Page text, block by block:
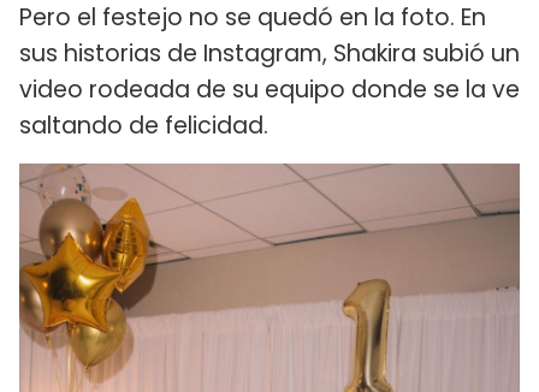
Pero el festejo no se quedó en la foto. En
sus historias de Instagram, Shakira subió un
video rodeada de su equipo donde se la ve
saltando de felicidad.